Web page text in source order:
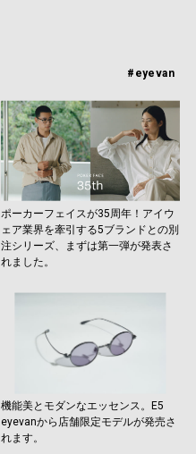
#eyevan
ポーカーフェイスが35周年！アイウ
ェア業界を牽引する5ブランドとの別
注シリーズ、まずは第一弾が発表さ
れました。
機能美とモダンなエッセンス。E5
eyevanから店舗限定モデルが発売さ
れます。